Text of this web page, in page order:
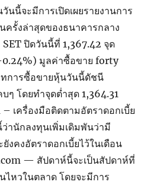
นี้จะมีการเปิดเผยรายงานการ
ครั้งล่าสุดของธนาคารกลาง
ปิดวันนี้ที่ 1,367.42 จุด
มูลค่าซื้อขาย forty
การซื้อขายหุ้นวันนี้ดัชนี
ๆ โดยทำจุดต่ำสุด 1,364.31
เครื่องมือติดตามอัตราดอกเบี้ย
ว่านักลงทุนเพิ่มเดิมพันว่ามี
งคงอัตราดอกเบี้ยไว้ในเดือน
— สัปดาห์นี้จะเป็นสัปดาห์ที่
ไหวในตลาด โดยจะมีการ